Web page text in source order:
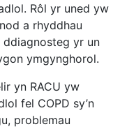
Rôl yr uned yw
a rhyddhau
yr un
ymgynghorol.
yn RACU yw
fel COPD sy’n
problemau